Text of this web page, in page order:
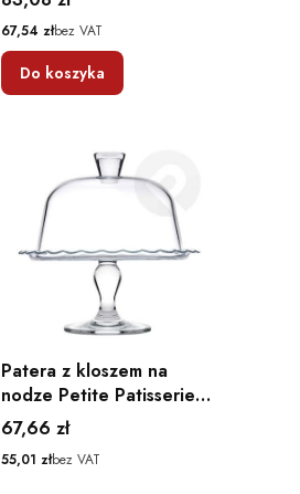
AURORA AMBITION
Cena
67,54 złbez VAT
Do koszyka
Patera z kloszem na
nodze Petite Patisserie
26,4 cm PASABAHCE
Cena
67,66 zł
Cena
55,01 złbez VAT